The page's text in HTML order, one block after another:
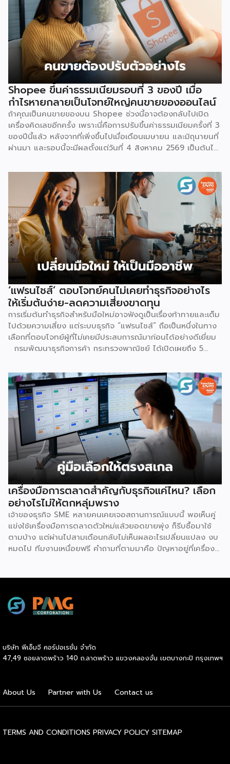
Shopee ขึ้นค่าธรรมเนียมรอบที่ 3 ของปี เมื่อ
กำไรหายกลายเป็นโจทย์ใหญ่คนขายของออนไลน์
ถ้าคุณเป็นคนขายของบน Shopee ช่วงนี้อาจต้องกลับไปเปิด
เครื่องคิดเลขอีกครั้ง เพราะนี่คือการปรับขึ้นค่าธรรมเนียมครั้งที่ 3
ของปีนี้แล้ว หลังจากที่เพิ่งขึ้นไปเมื่อเดือนเมษายน และมิถุนายนที่
ผ่านมา และรอบนี้จะมีผลตั้งแต่วันที่ 4 สิงหาคม 2569 เป็นต้นไป
เช่น ร้านที่เป็นแบรนด์ขนาดใหญ่ จะมีเรตสูงสุด 19.26% ในหมวด
แฟชั่น และ FMCG, ร้าน Non-Mall ทั่วไป สูงสุด 17.12% เป็นต้น
โดยตัวเลขเหล่านี้รวม VAT 7% แล้ว และยังไม่นับค่าธรรมเนียม
อื่นที่เก็บซ้อนอยู่ เช่น ค่าธรรมเนียมการชำระเงิน (เริ่มต้น 3.21%)
และค่าธรรมเนียมโครงสร้างพื้นฐาน 1.07 บาทต่อออร์เดอร์
(สำหรับร้านที่มียอดขายเกิน 100 ออร์เดอร์ต่อเดือน) ลอง
คำนวณดู หากเป็นร้าน Non-Mall ขายเสื้อยืดตัวละ 100 บาท ค่า
ส่ง 25 บาท เมื่อหักค่าธรรมเนียมการขาย […]
‘แฟรนไชส์’ ตอบโจทย์คนไม่เคยทำธุรกิจอย่างไร
ให้เริ่มต้นง่าย-ลดความเสี่ยงขาดทุน
การเริ่มต้นทำธุรกิจสำหรับมือใหม่อาจฟังดูเป็นเรื่องท้าทายและเต็ม
ไปด้วยความเสี่ยง แต่ระบบธุรกิจ “แฟรนไชส์” ถือเป็นหนึ่งในทาง
เลือกที่ตอบโจทย์ผู้ที่ไม่เคยมีประสบการณ์มาก่อนได้อย่างดีเยี่ยม
กรมพัฒนาธุรกิจการค้า กระทรวงพาณิชย์ ได้เปิดเผยถึง 5
การลงทุนที่น่าสนใจและช่วยลดอุปสรรคสำหรับผู้เริ่มต้นได้อย่างมี
ประสิทธิภาพ เหตุผลประการแรกคือ การมีโมเดลธุรกิจที่ชัดเจน
และพร้อมนำไปใช้ทันที ซึ่งถือเป็นการลดความเสี่ยงด้านการลงทุน
ได้อย่างดีที่สุด เนื่องจากผู้ลงทุนไม่จำเป็นต้องเสียเวลาลองผิด
ลองถูกเอง ระบบแฟรนไชส์ถูกออกแบบและผ่านการพิสูจน์ความ
สำเร็จมาแล้วโดยเจ้าของแบรนด์ ซึ่งมีการจัดเตรียมอุปกรณ์
โครงสร้างร้านตามมาตรฐาน พร้อมคู่มือการปฏิบัติงานที่ชัดเจน
อีกทั้งยังมีทีมงานคอยช่วยสอนงานทั้งภาคทฤษฎีและปฏิบัติก่อน
เปิดร้านจริง ทำให้ผู้ซื้อแฟรนไชส์สามารถควบคุมคุณภาพของ
สินค้าและบริการให้เป็นไปตามมาตรฐานได้อย่างง่ายดาย เหตุผล
ประการต่อมาคือ แบรนด์มีชื่อเสียงและมีฐานลูกค้าที่แข็งแกร่งอยู่
แล้ว การซื้อแฟรนไชส์ทำให้ผู้ลงทุนได้ครอบครองแบรนด์ที่เป็นที่
รู้จักในตลาด ส่งผลให้มีกลุ่มลูกค้าพร้อมอุดหนุนตั้งแต่วันแรกที่
เปิดทำการ นอกจากนี้ เจ้าของแบรนด์ยังทำการตลาด
ประชาสัมพันธ์ และสร้างการรับรู้แบรนด์อย่างต่อเนื่อง ซึ่งช่วยให้
ผู้ลงทุนประหยัดงบประมาณด้านการตลาดและสร้างความเชื่อมั่น
ให้กับผู้บริโภคได้อย่างรวดเร็ว ประการที่สามคือ การมีที่ปรึกษา
ทางธุรกิจอย่างใกล้ชิดตลอดระยะเวลาสัญญา คอยให้คำแนะนำ
และร่วมแก้ปัญหาต่างๆ ทำให้ผู้ลงทุนมั่นใจได้ว่าจะไม่ได้เดินอยู่บน
เส้นทางธุรกิจเพียงลำพัง เหตุผลประการที่สี่คือ โอกาสเติบโต
ให้คำปรึกษาด้านการบริหารการเงิน การประมาณการรายรับ-ราย
จ่าย ตลอดจนการจัดการสต๊อกสินค้าอย่างเป็นระบบ ช่วยให้ระบบ
การเงินของร้านมีสภาพคล่องที่ดี เพิ่มโอกาสในการคืนทุนได้เร็ว
ในแวดวงธุรกิจต่อไปได้ไม่ยาก และเหตุผลประการสุดท้ายคือ
การเข้าถึงแหล่งเงินทุนได้ง่ายกว่าธุรกิจทั่วไป สถาบันการเงินส่วน
ใหญ่ให้ความไว้วางใจและอนุมัติสินเชื่อแก่ผู้ขอซื้อแฟรนไชส์ที่เป็น
เครื่องมือการตลาดสำคัญกับธุรกิจแค่ไหน? เลือก
อย่างไรไม่ให้ตกหลุ่มพราง
เจ้าของธุรกิจ SME หลายคนเคยเจอสถานการณ์แบบนี้ พอเห็นคู่
แข่งใช้เครื่องมือการตลาดตัวใหม่แล้วยอดขายพุ่ง ก็รีบซื้อมาใช้
ตามบ้าง แต่ผ่านไปสามเดือนกลับไม่เห็นผลอะไรเปลี่ยนแปลง งบ
หมดไป ทีมงานเหนื่อยฟรี คำถามที่ตามมาคือ ปัญหาอยู่ที่เครื่อง
DAAT ชี้ว่าผู้เชี่ยวชาญแนะนำให้ธุรกิจจัดสรรงบประมาณราว 30%
ไว้สำหรับการสร้างแบรนด์ (Brand Building) ในระยะยาว แทนที่
Top of Mind ของผู้บริโภคจะเป็นฝ่ายได้เปรียบเมื่อสถานการณ์
กลับมาคึกคักอีกครั้ง นี่คือจุดที่เครื่องมือการตลาดเข้ามามี
Optimization ด้วย AI แต่ต้องย้ำว่าเครื่องมือทำหน้าที่ “รับใช้
กลยุทธ์” […]
บริษัท พีเอ็มจี คอร์ปอเรชั่น จำกัด
47,49 ซอยลาดพร้าว 140 ถ.ลาดพร้าว แขวงคลองจั่น เขตบางกะปิ กรุงเทพฯ
About Us Partner with Us Contact us
TERMS AND CONDITIONS PRIVACY POLICY SITEMAP